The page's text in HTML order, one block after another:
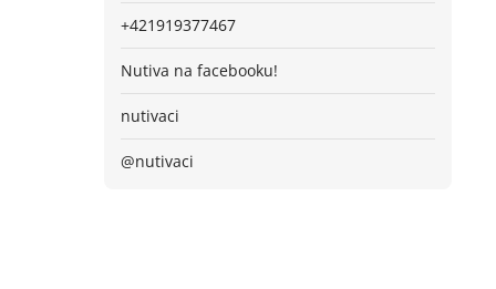
+421919377467
Nutiva na facebooku!
nutivaci
@nutivaci